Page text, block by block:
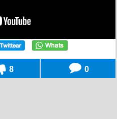
8 0